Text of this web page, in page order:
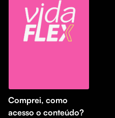
Comprei, como
acesso o conteúdo?